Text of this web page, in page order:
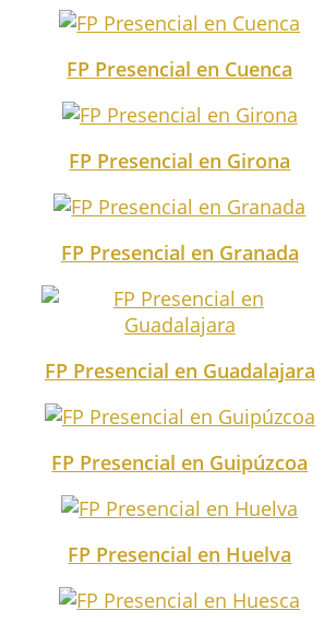
FP Presencial en Cuenca
FP Presencial en Girona
FP Presencial en Granada
FP Presencial en Guadalajara
FP Presencial en Guipúzcoa
FP Presencial en Huelva